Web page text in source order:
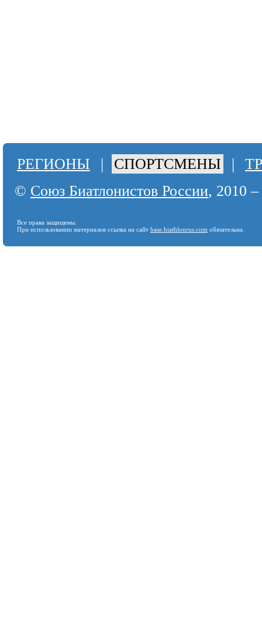
РЕГИОНЫ | СПОРТСМЕНЫ |
© Союз Биатлонистов России, 2010
Все права защищены.
При использовании материалов ссылка на сайт base.biathlonrus.com обязательна.